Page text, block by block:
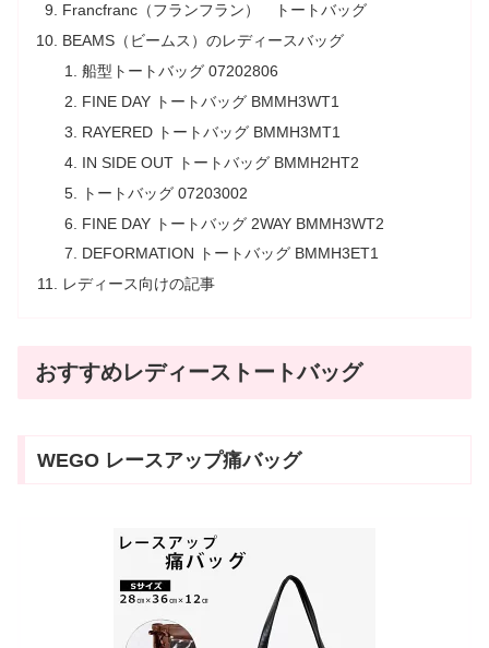
Francfranc（フランフラン） トートバッグ
BEAMS（ビームス）のレディースバッグ
船型トートバッグ 07202806
FINE DAY トートバッグ BMMH3WT1
RAYERED トートバッグ BMMH3MT1
IN SIDE OUT トートバッグ BMMH2HT2
トートバッグ 07203002
FINE DAY トートバッグ 2WAY BMMH3WT2
DEFORMATION トートバッグ BMMH3ET1
レディース向けの記事
おすすめレディーストートバッグ
WEGO レースアップ痛バッグ